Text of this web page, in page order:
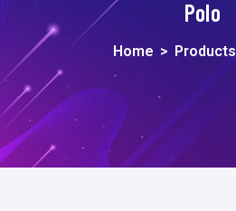
Polo
Home > Products